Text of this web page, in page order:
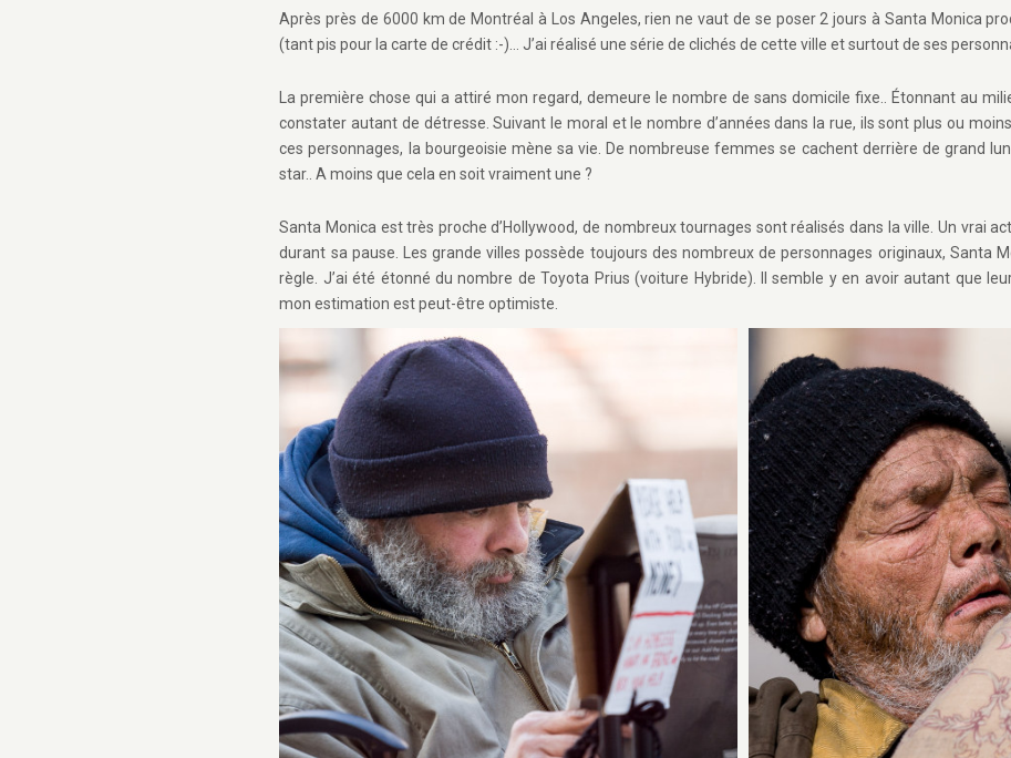
Après près de 6000 km de Montréal à Los Angeles, rien ne vaut de se poser 2 jours à Santa Monica
(tant pis pour la carte de crédit :-)… J’ai réalisé une série de clichés de cette ville et surtout de ses
La première chose qui a attiré mon regard, demeure le nombre de sans domicile fixe.. Étonnant au
constater autant de détresse. Suivant le moral et le nombre d’années dans la rue, ils sont plus ou
ces personnages, la bourgeoisie mène sa vie. De nombreuse femmes se cachent derrière de grand
star.. A moins que cela en soit vraiment une ?
Santa Monica est très proche d’Hollywood, de nombreux tournages sont réalisés dans la ville. Un vrai
durant sa pause. Les grande villes possède toujours des nombreux de personnages originaux, Santa
règle. J’ai été étonné du nombre de Toyota Prius (voiture Hybride). Il semble y en avoir autant que
mon estimation est peut-être optimiste.